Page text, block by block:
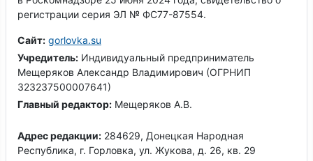
регистрации серия ЭЛ № ФС77-87554.
Сайт: gorlovka.su
Учредитель: Индивидуальный предприниматель
Мещеряков Александр Владимирович (ОГРНИП
323237500007641)
Главный редактор: Мещеряков А.В.
Адрес редакции: 284629, Донецкая Народная
Республика, г. Горловка, ул. Жукова, д. 26, кв. 29